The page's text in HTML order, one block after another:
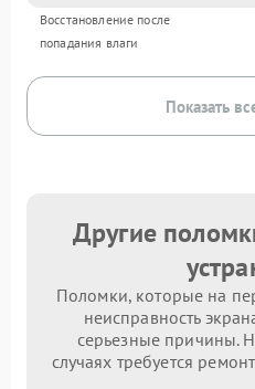
Восстановление после
попадания влаги
Показать
Другие
Поломки, которые на
неисправность
серьезные причины.
случаях требуется